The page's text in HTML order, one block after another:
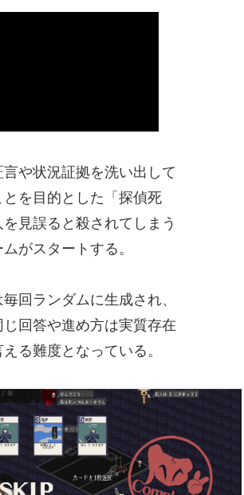
や状況証拠を洗い出して
を目的とした「探偵死
見誤ると殺されてしまう
がスタートする。
回ランダムに生成され、
回答や進め方は実質存在
る難度となっている。